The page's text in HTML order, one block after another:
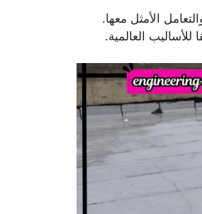
الأمثل معها.
العالمية.